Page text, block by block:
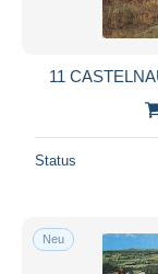
11
Status
Neu